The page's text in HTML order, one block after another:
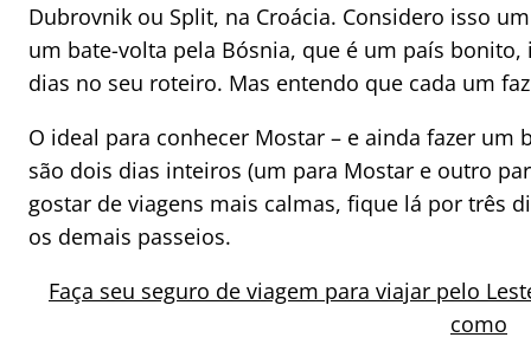
Dubrovnik ou Split, na Croácia. Considero isso
um bate-volta pela Bósnia, que é um país
dias no seu roteiro. Mas entendo que cada um
O ideal para conhecer Mostar – e ainda fazer um
são dois dias inteiros (um para Mostar e outro
gostar de viagens mais calmas, fique lá por três
os demais passeios.
Faça seu seguro de viagem para viajar pelo
como